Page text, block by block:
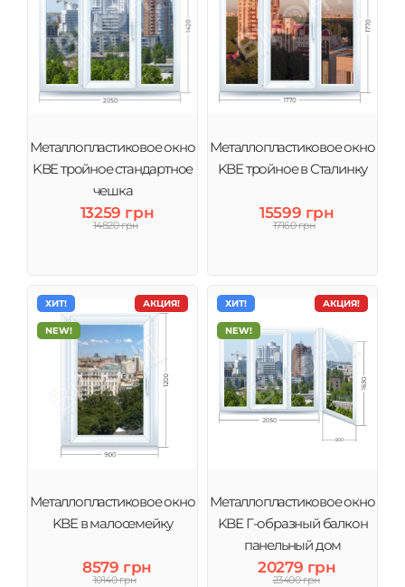
Металлопластиковое окно
KBE тройное стандартное
чешка
13259 грн
14820 грн
Металлопластиковое окно
KBE тройное в Сталинку
15599 грн
17160 грн
АКЦИЯ!
ХИТ!
NEW!
Металлопластиковое окно
KBE в малосемейку
8579 грн
10140 грн
АКЦИЯ!
ХИТ!
NEW!
Металлопластиковое окно
KBE Г-образный балкон
панельный дом
20279 грн
23400 грн